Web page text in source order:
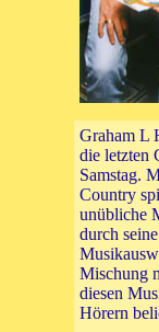
Graham L
die letzten
Samstag.
Country
unübliche
durch
Mischung
diesen
Hörern